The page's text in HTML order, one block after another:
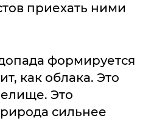
приехать ними
формируется
как облака. Это
Это
сильнее